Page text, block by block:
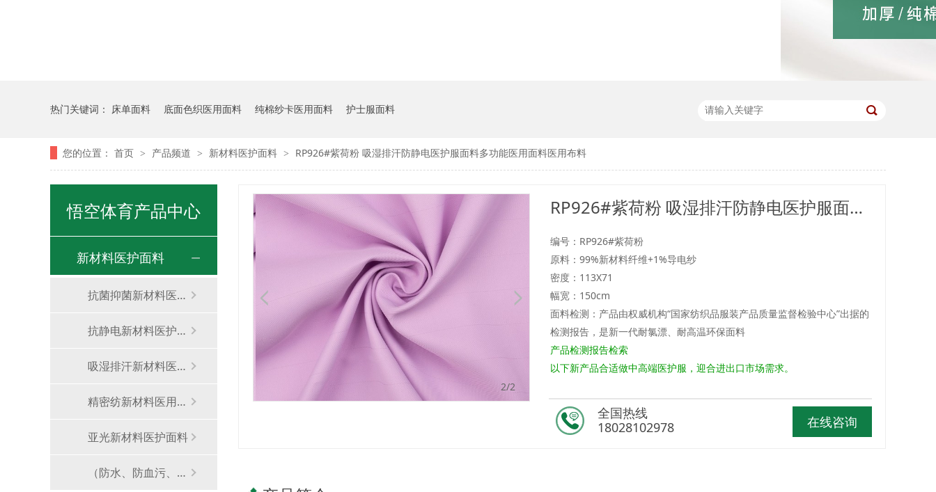
热门关键词： 床单面料 底面色织医用面料 纯棉纱卡医用面料 护士服面料
您的位置： 首页 > 产品频道 > 新材料医护面料 > RP926#紫荷粉 吸湿排汗防静电医护服面料多功能医用面料医用布料
悟空体育产品中心
新材料医护面料
抗菌抑菌新材料医护面料
抗静电新材料医护面料
吸湿排汗新材料医护面料
精密纺新材料医用面料
亚光新材料医护面料
（防水、防血污、防油渍等）多防新材料医用面料
2/2
RP926#紫荷粉 吸湿排汗防静电医护服面料多功能医用面料医用布料
编号：RP926#紫荷粉
原料：99%新材料纤维+1%导电纱
密度：113X71
幅宽：150cm
面料检测：产品由权威机构“国家纺织品服装产品质量监督检验中心”出据的
检测报告，是新一代耐氯漂、耐高温环保面料
产品检测报告检索
以下新产品合适做中高端医护服，迎合进出口市场需求。
在线咨询
全国热线
18028102978